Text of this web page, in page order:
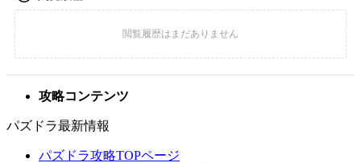
攻略コンテンツ
パズドラ最新情報
パズドラ攻略TOPページ